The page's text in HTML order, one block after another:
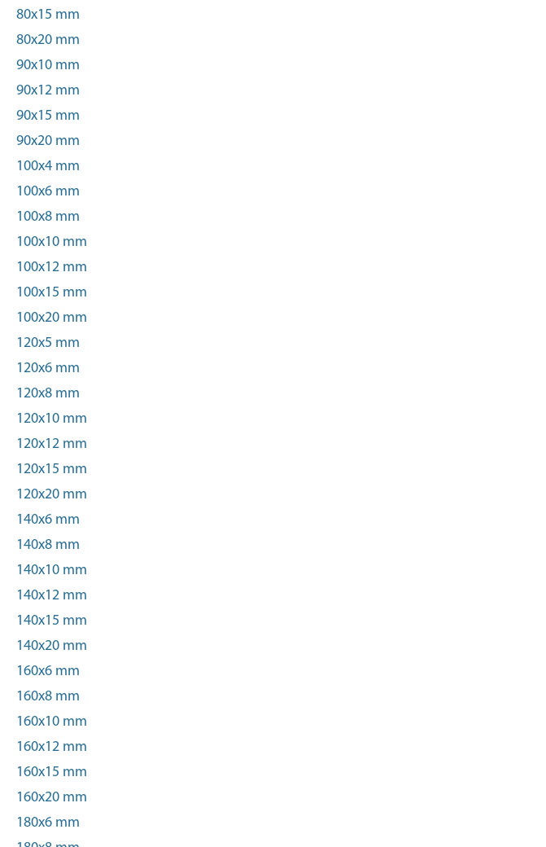
80x15 mm
80x20 mm
90x10 mm
90x12 mm
90x15 mm
90x20 mm
100x4 mm
100x6 mm
100x8 mm
100x10 mm
100x12 mm
100x15 mm
100x20 mm
120x5 mm
120x6 mm
120x8 mm
120x10 mm
120x12 mm
120x15 mm
120x20 mm
140x6 mm
140x8 mm
140x10 mm
140x12 mm
140x15 mm
140x20 mm
160x6 mm
160x8 mm
160x10 mm
160x12 mm
160x15 mm
160x20 mm
180x6 mm